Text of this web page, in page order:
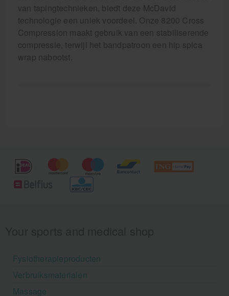
van tapingtechnieken, biedt deze McDavid
technologie een uniek voordeel. Onze 8200 Cross
Compression maakt gebruik van een stabiliserende
compressie, terwijl het bandpatroon een hip spica
wrap nabootst.
Fysiotherapieproducten
Verbruiksmaterialen
Massage